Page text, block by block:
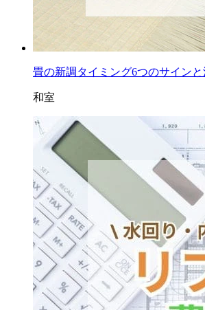
畳の新調タイミング6つのサインと
和室